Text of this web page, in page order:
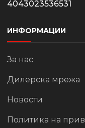
4043023536531
ИНФОРМАЦИИ
За нас
Дилерска мрежа
Новости
Политика на